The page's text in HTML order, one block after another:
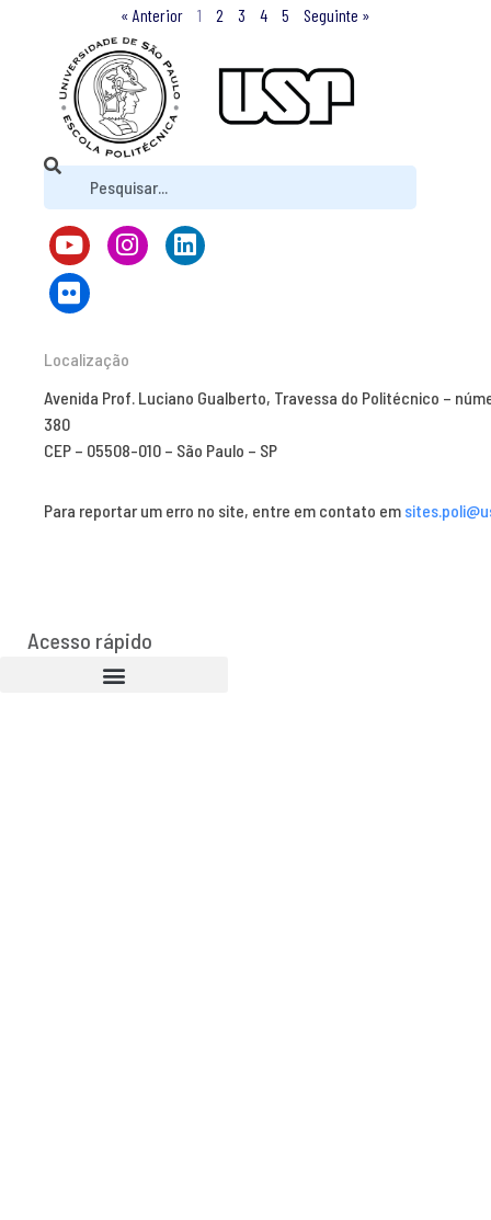
« Anterior 1 2 3 4 5 Seguinte »
Localização
Avenida Prof. Luciano Gualberto, Travessa do Politécnico –
380
CEP – 05508-010 – São Paulo – SP
Para reportar um erro no site, entre em contato em
Acesso rápido